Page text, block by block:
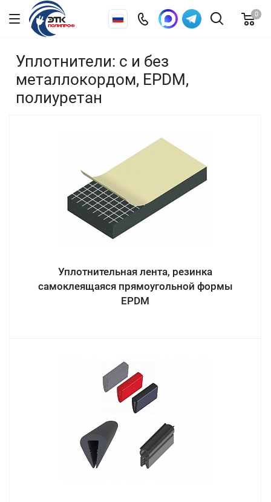
0
Уплотнители: с и без
металлокордом, EPDM,
полиуретан
Уплотнительная лента, резинка
самоклеящаяся прямоугольной формы
EPDM